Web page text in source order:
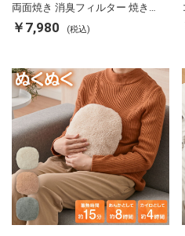
両面焼き 消臭フィルター 焼き魚
両面ヒーター タイマー付き SP-
FRS01 マットブラック シンプラ
￥7,980 (税込)